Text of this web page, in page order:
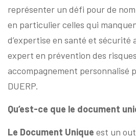
représenter un défi pour de
en particulier celles qui
d’expertise en santé et sécurité
expert en prévention des
accompagnement personnalisé
DUERP.
Qu’est-ce que le document
Le Document Unique est un